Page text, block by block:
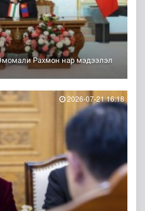
Рахмон нар мэдээлэл
2026-07-21 16:18